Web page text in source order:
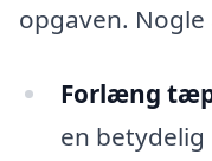
opgaven.
Forlæng
en betydelig